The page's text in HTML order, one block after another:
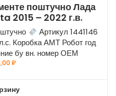
поштучно Лада
2015 – 2022 г.в.
Артикул 1441146
Коробка АМТ Робот год
бу вн. номер ОЕМ
₽